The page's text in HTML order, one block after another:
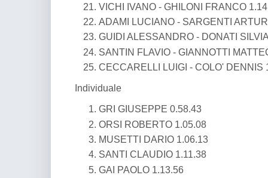
VICHI IVANO - GHILONI FRANCO
ADAMI LUCIANO - SARGENTI
GUIDI ALESSANDRO - DONATI
SANTIN FLAVIO - GIANNOTTI
CECCARELLI LUIGI - COLO' DENNIS
Individuale
GRI GIUSEPPE 0.58.43
ORSI ROBERTO 1.05.08
MUSETTI DARIO 1.06.13
SANTI CLAUDIO 1.11.38
GAI PAOLO 1.13.56